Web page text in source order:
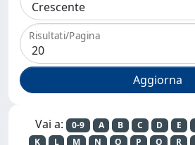
Risultati/Pagina
Vai a: 0-9 A B C D E
K
L M N O P Q R